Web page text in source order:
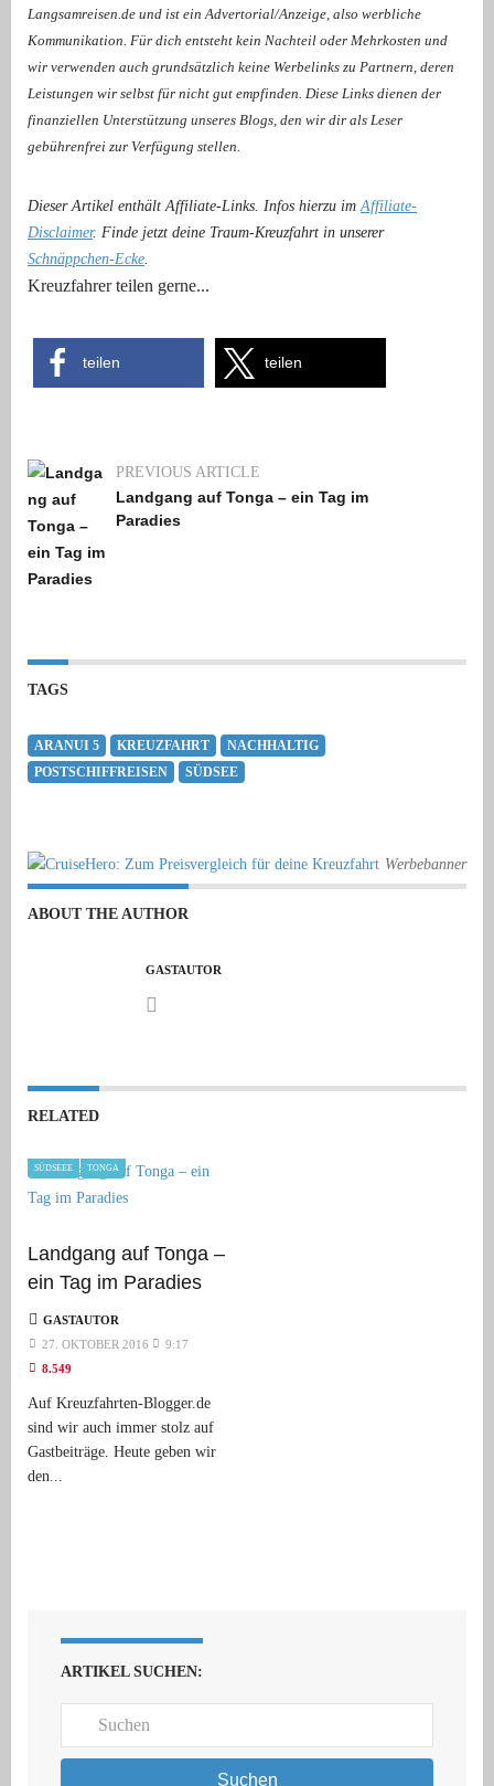
Langsamreisen.de und ist ein Advertorial/Anzeige, also werbliche
Kommunikation. Für dich entsteht kein Nachteil oder Mehrkosten und
wir verwenden auch grundsätzlich keine Werbelinks zu Partnern, deren
Leistungen wir selbst für nicht gut empfinden. Diese Links dienen der
finanziellen Unterstützung unseres Blogs, den wir dir als Leser
gebührenfrei zur Verfügung stellen.
Dieser Artikel enthält Affiliate-Links. Infos hierzu im Affiliate-
Disclaimer. Finde jetzt deine Traum-Kreuzfahrt in unserer
Schnäppchen-Ecke
Kreuzfahrer teilen gerne...
teilen teilen
PREVIOUS ARTICLE
Landgang auf Tonga – ein Tag im
Paradies
TAGS
ARANUI 5 KREUZFAHRT
NACHHALTIG
POSTSCHIFFREISEN
SÜDSEE
Werbebanner
ABOUT THE AUTHOR
GASTAUTOR
RELATED
SÜDSEEE TONGA
Landgang auf Tonga –
ein Tag im Paradies
GASTAUTOR
27. OKTOBER 2016
9:17
8.549
Auf Kreuzfahrten-Blogger.de
sind wir auch immer stolz auf
Gastbeiträge. Heute geben wir
den...
ARTIKEL SUCHEN:
Suchen